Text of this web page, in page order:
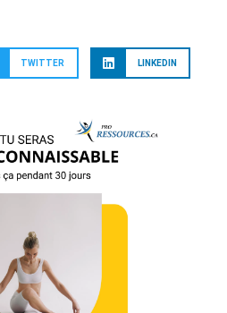
TWITTER LINKEDIN